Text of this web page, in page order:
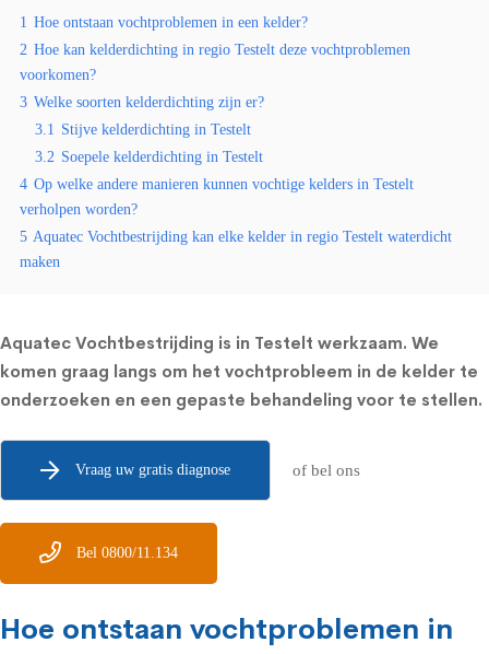
1 Hoe ontstaan vochtproblemen in een kelder?
2 Hoe kan kelderdichting in regio Testelt deze vochtproblemen
voorkomen?
3 Welke soorten kelderdichting zijn er?
3.1 Stijve kelderdichting in Testelt
3.2 Soepele kelderdichting in Testelt
4 Op welke andere manieren kunnen vochtige kelders in Testelt
verholpen worden?
5 Aquatec Vochtbestrijding kan elke kelder in regio Testelt waterdicht
maken
Aquatec Vochtbestrijding is in Testelt werkzaam. We
komen graag langs om het vochtprobleem in de kelder te
onderzoeken en een gepaste behandeling voor te stellen.
Vraag uw gratis diagnose of bel ons
Bel 0800/11.134
Hoe ontstaan vochtproblemen in